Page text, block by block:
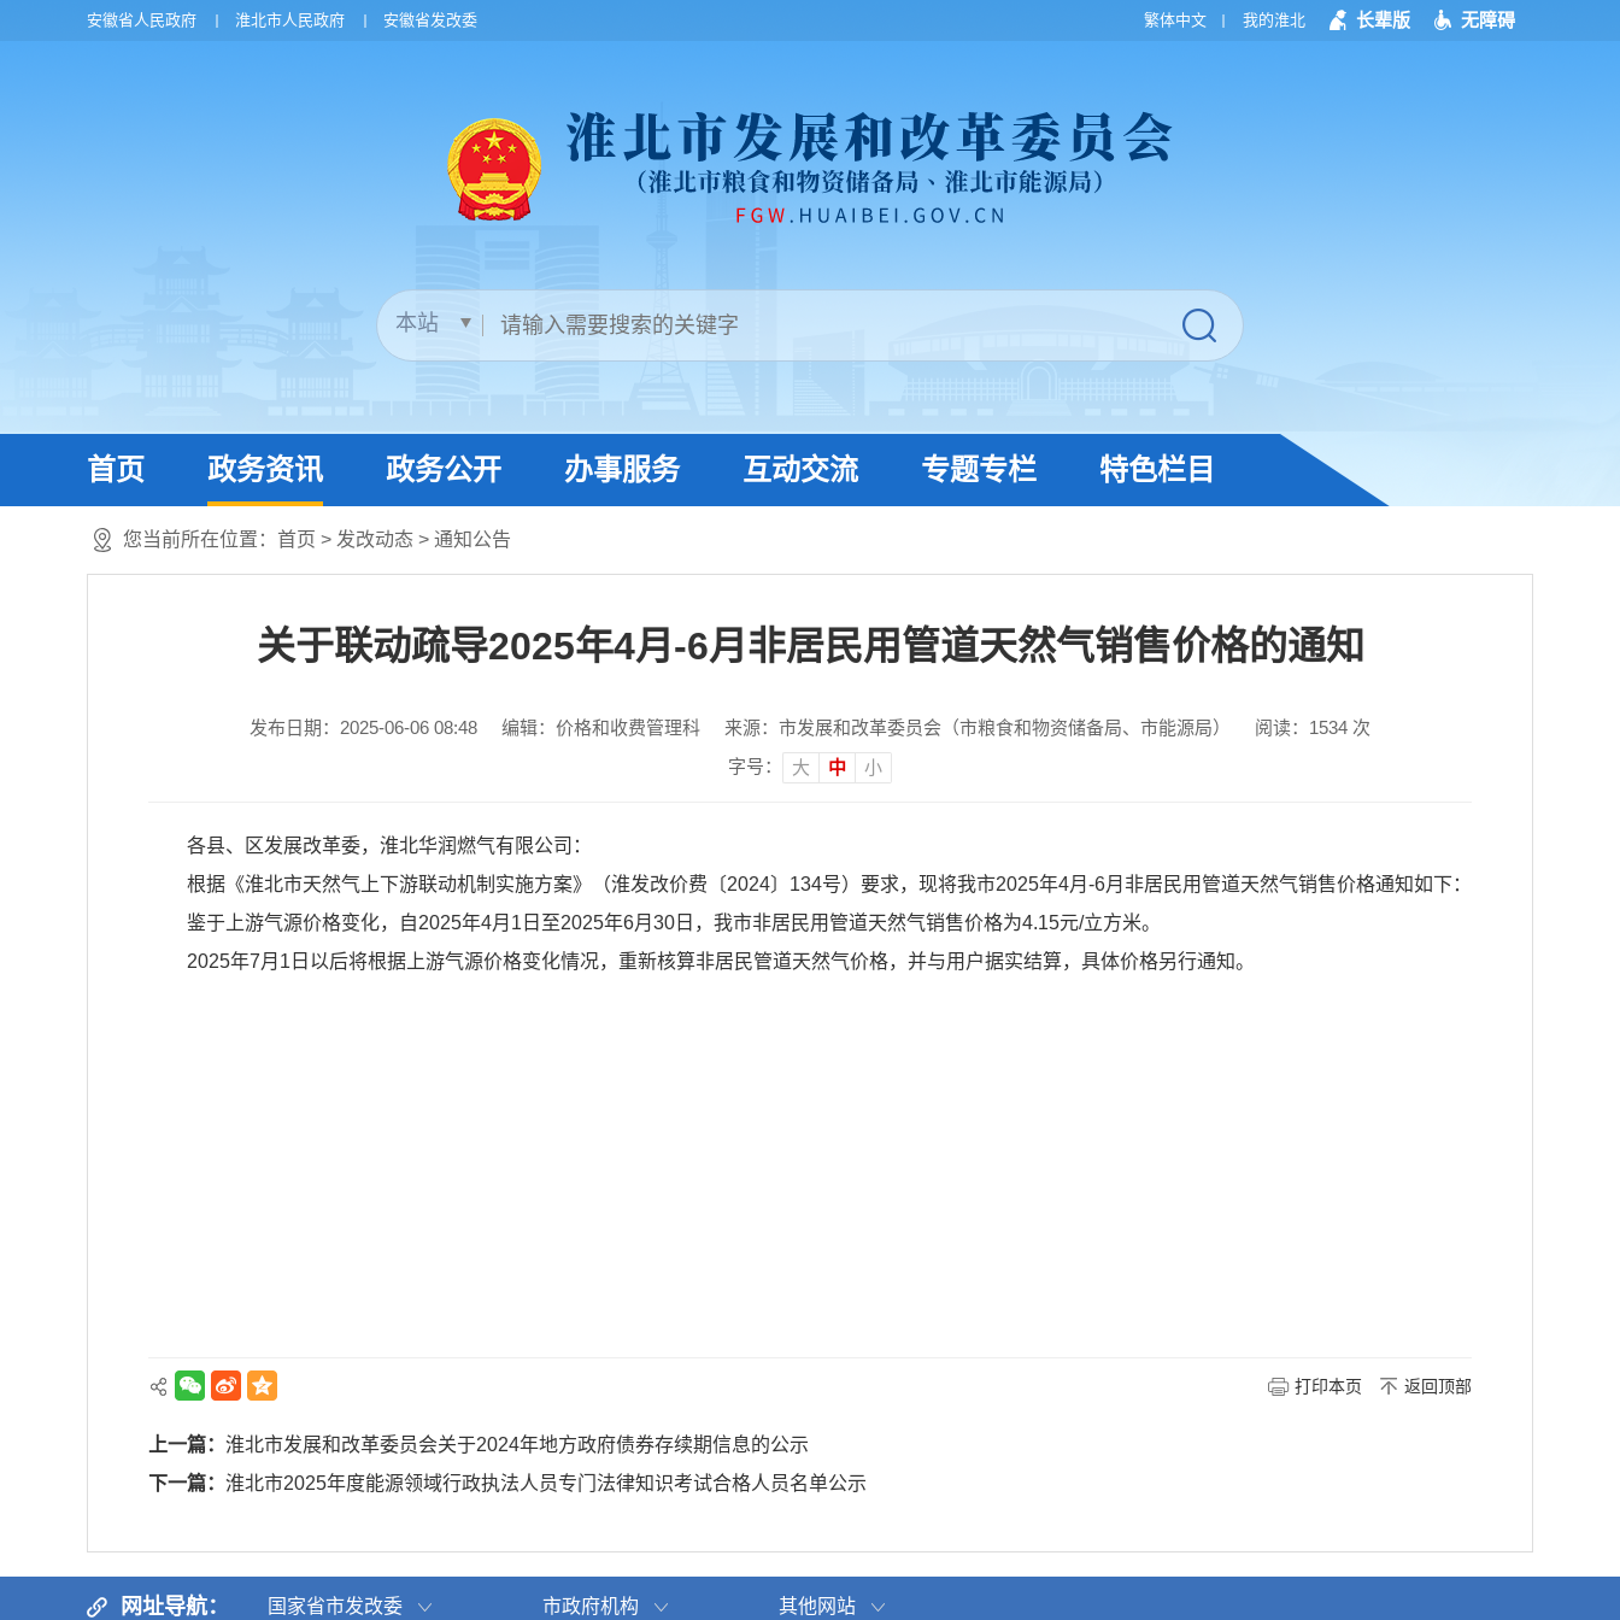
安徽省人民政府 淮北市人民政府 安徽省发改委 繁体中文 我的淮北 长辈版 无障碍
首页 政务资讯 政务公开 办事服务 互动交流 专题专栏 特色栏目
您当前所在位置： 首页 > 发改动态 > 通知公告
关于联动疏导2025年4月-6月非居民用管道天然气销售价格的通知
发布日期：2025-06-06 08:48 编辑：价格和收费管理科 来源：市发展和改革委员会（市粮食和物资储备局、市能源局） 阅读： 1534 次
字号：
大 中 小
各县、区发展改革委，淮北华润燃气有限公司：
根据《淮北市天然气上下游联动机制实施方案》（淮发改价费〔2024〕134号）要求，现将我市2025年4月-6月非居民用管道天然气销售价格通知如下：
鉴于上游气源价格变化，自2025年4月1日至2025年6月30日，我市非居民用管道天然气销售价格为4.15元/立方米。
2025年7月1日以后将根据上游气源价格变化情况，重新核算非居民管道天然气价格，并与用户据实结算，具体价格另行通知。
打印本页 返回顶部
上一篇： 淮北市发展和改革委员会关于2024年地方政府债券存续期信息的公示
下一篇： 淮北市2025年度能源领域行政执法人员专门法律知识考试合格人员名单公示
网址导航： 国家省市发改委 市政府机构 其他网站